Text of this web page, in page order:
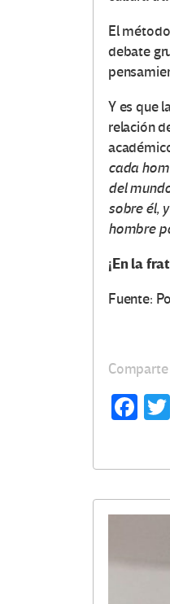
El
debate
Y es que
relación
cada
del
sobre él,
hombre
¡En la
Fuente:
Fa
o